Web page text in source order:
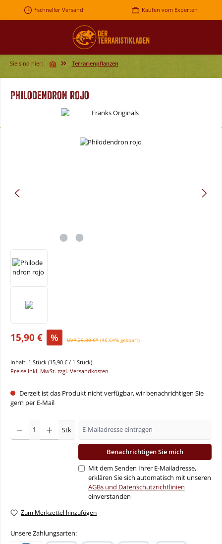
Zum Hauptinhalt springen
*schneller Versand Kaufen vom Experten
Sie sind hier: Terrarienpflanzen
Philodendron rojo
Bildergalerie überspringen
15,90 € % UVP 29,80 €* (46.64% gespart)
Inhalt: 1 Stück (15,90 € / 1 Stück)
Preise inkl. MwSt. zzgl. Versandkosten
Derzeit ist das Produkt nicht verfügbar, wir benachrichtigen Sie
gern per E-Mail
Stk
Benachrichtigen Sie mich
Mit dem Senden Ihrer E-Mailadresse,
erklären Sie sich automatisch mit unseren
AGBs und Datenschutzrichtlinien
einverstanden
Zum Merkzettel hinzufügen
Unsere Zahlungsarten: